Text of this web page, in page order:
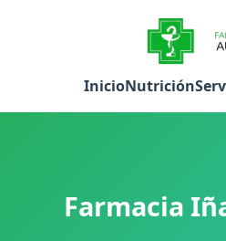
InicioNutrición
Farmacia